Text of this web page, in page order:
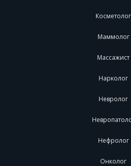
Косметолог
Маммолог
Массажист
Нарколог
Невролог
Нефролог
Онколог